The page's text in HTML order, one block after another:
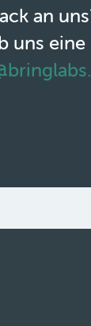
an
uns eine